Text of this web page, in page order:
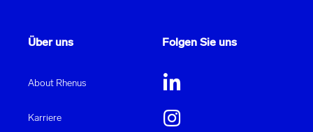
Über uns
About Rhenus
Karriere
Folgen Sie uns